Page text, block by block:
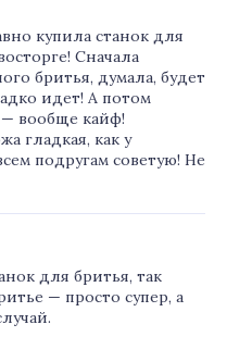
купила станок для
Сначала
бритья, думала, будет
идет! А потом
— вообще кайф!
гладкая, как у
подругам советую! Не
для бритья, так
— просто супер, а